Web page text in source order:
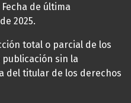
Fecha de última
2025.
total o parcial de los
sin la
del titular de los derechos